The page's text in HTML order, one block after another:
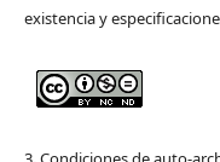
existencia y